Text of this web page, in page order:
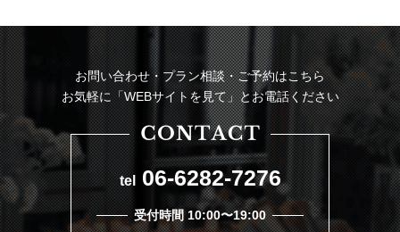
お問い合わせ・プラン相談・ご予約はこちら
お気軽に「WEBサイトを見て」とお電話ください
tel 06-6282-7276
受付時間 10:00〜19:00